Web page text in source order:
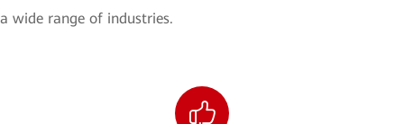
a wide range of industries.